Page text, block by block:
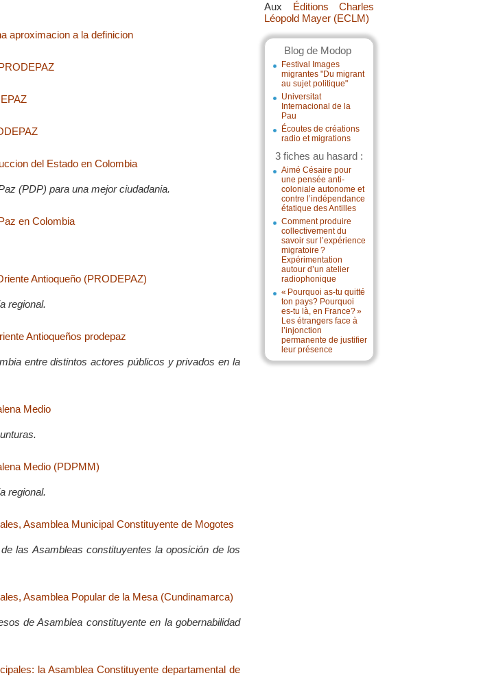
Aux Éditions Charles
Léopold Mayer (ECLM)
Blog de Modop
Festival Images
migrantes "Du migrant
au sujet politique"
Universitat
Internacional de la
Pau
Écoutes de créations
radio et migrations
3 fiches au hasard :
Aimé Césaire pour
une pensée anti-
coloniale autonome et
contre l’indépendance
étatique des Antilles
Comment produire
collectivement du
savoir sur l’expérience
migratoire ?
Expérimentation
autour d’un atelier
radiophonique
« Pourquoi as-tu quitté
ton pays? Pourquoi
es-tu là, en France? »
Les étrangers face à
l’injonction
permanente de justifier
leur présence
aproximacion a la definicion
del Estado en Colombia
(PDP) para una mejor ciudadania.
en Colombia
Antioqueño (PRODEPAZ)
regional.
Antioqueños prodepaz
entre distintos actores públicos y privados en la
Medio
Medio (PDPMM)
regional.
Asamblea Municipal Constituyente de Mogotes
las Asambleas constituyentes la oposición de los
Asamblea Popular de la Mesa (Cundinamarca)
de Asamblea constituyente en la gobernabilidad
la Asamblea Constituyente departamental de